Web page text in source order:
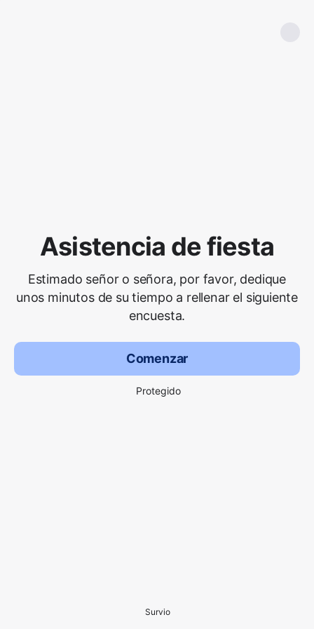
Asistencia de fiesta
Estimado señor o señora, por favor, dedique
unos minutos de su tiempo a rellenar el siguiente
encuesta.
Comenzar
Protegido
Survio